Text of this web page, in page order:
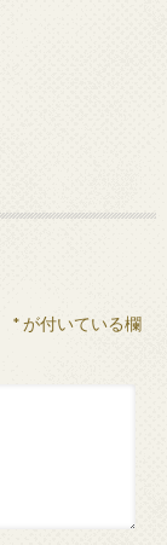
*が付いている欄